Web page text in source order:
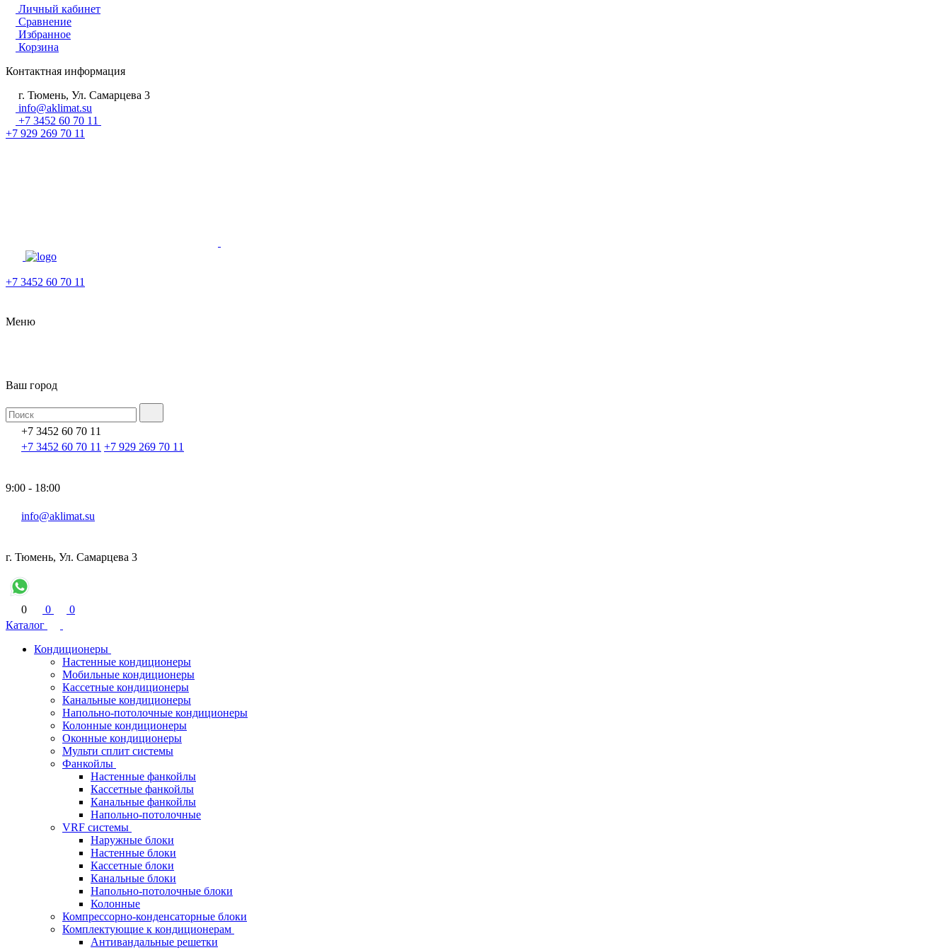
Личный кабинет
Сравнение
Избранное
Корзина
Контактная информация
г. Тюмень, Ул. Самарцева 3
info@aklimat.su
+7 3452 60 70 11
+7 929 269 70 11
+7 3452 60 70 11
Меню
Ваш город
+7 3452 60 70 11
+7 3452 60 70 11 +7 929 269 70 11
9:00 - 18:00
info@aklimat.su
г. Тюмень, Ул. Самарцева 3
0 0
0
Каталог
Кондиционеры
Настенные кондиционеры
Мобильные кондиционеры
Кассетные кондиционеры
Канальные кондиционеры
Напольно-потолочные кондиционеры
Колонные кондиционеры
Оконные кондиционеры
Мульти сплит системы
Фанкойлы
Настенные фанкойлы
Кассетные фанкойлы
Канальные фанкойлы
Напольно-потолочные
VRF системы
Наружные блоки
Настенные блоки
Кассетные блоки
Канальные блоки
Напольно-потолочные блоки
Колонные
Компрессорно-конденсаторные блоки
Комплектующие к кондиционерам
Антивандальные решетки